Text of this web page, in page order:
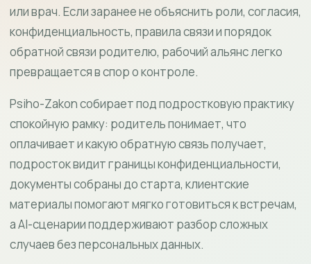
или врач. Если заранее не объяснить роли, согласия,
конфиденциальность, правила связи и порядок
обратной связи родителю, рабочий альянс легко
превращается в спор о контроле.
Psiho-Zakon собирает под подростковую практику
спокойную рамку: родитель понимает, что
оплачивает и какую обратную связь получает,
подросток видит границы конфиденциальности,
документы собраны до старта, клиентские
материалы помогают мягко готовиться к встречам,
а AI-сценарии поддерживают разбор сложных
случаев без персональных данных.